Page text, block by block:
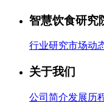
智慧饮食研究
行业研究市场动
关于我们
公司简介发展历